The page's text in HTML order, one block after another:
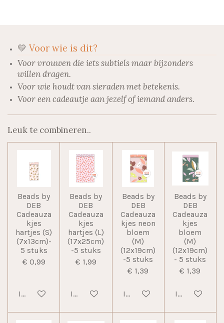
💛 Voor wie is dit?
Voor vrouwen die iets subtiels maar bijzonders
willen dragen.
Voor wie houdt van sieraden met betekenis.
Voor een cadeautje aan jezelf of iemand anders.
Leuk te combineren..
Beads by
DEB
Cadeauza
kjes
hartjes (S)
(7x13cm)-
5 stuks
€ 0,99
In winkelwagen
Beads by
DEB
Cadeauza
kjes
hartjes (L)
(17x25cm)
-5 stuks
€ 1,99
In winkelwagen
Beads by
DEB
Cadeauza
kjes neon
bloem
(M)
(12x19cm)
-5 stuks
€ 1,39
In winkelwagen
Beads by
DEB
Cadeauza
kjes
bloem
(M)
(12x19cm)
- 5 stuks
€ 1,39
In